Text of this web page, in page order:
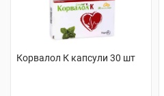
Корвалол К капсули 30 шт